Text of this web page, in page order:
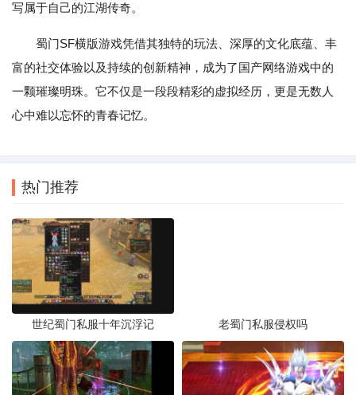
写属于自己的江湖传奇。
蜀门SF横版游戏凭借其独特的玩法、深厚的文化底蕴、丰
富的社交体验以及持续的创新精神，成为了国产网络游戏中的
一颗璀璨明珠。它不仅是一段段精彩的虚拟经历，更是无数人
心中难以忘怀的青春记忆。
热门推荐
世纪蜀门私服十年沉浮记 老蜀门私服侵权吗